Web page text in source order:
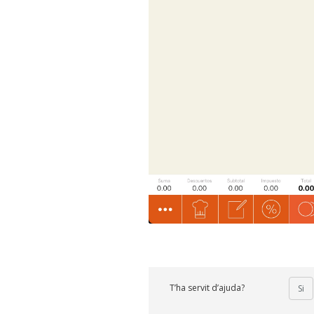
T’ha servit d’ajuda? Si